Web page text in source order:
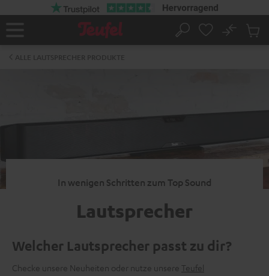
Startseite
Suche
No
In wenigen Schritten zum Top Sound
Lautsprecher
Welcher Lautsprecher passt zu dir?
Checke unsere Neuheiten oder nutze unsere Teufel